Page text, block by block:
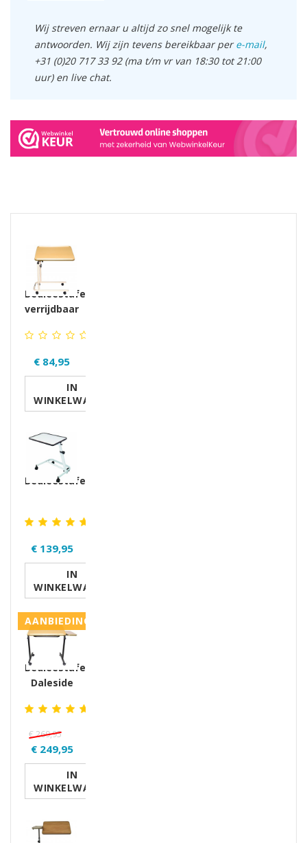
Wij streven ernaar u altijd zo snel mogelijk te
antwoorden. Wij zijn tevens bereikbaar pere-mail,
+31 (0)20 717 33 92 (ma t/m vr van 18:30 tot 21:00
uur) en live chat.
Bedleestafel
verrijdbaar
€ 84,95
IN
WINKELWAGEN
Bedleestafel
€ 139,95
IN
WINKELWAGEN
AANBIEDING
Bedleestafel
Daleside
€ 269,95
€ 249,95
IN
WINKELWAGEN